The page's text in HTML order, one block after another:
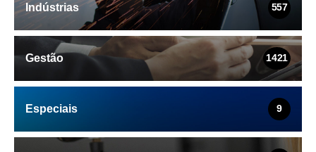
Indústrias 557
Gestão 1421
Especiais 9